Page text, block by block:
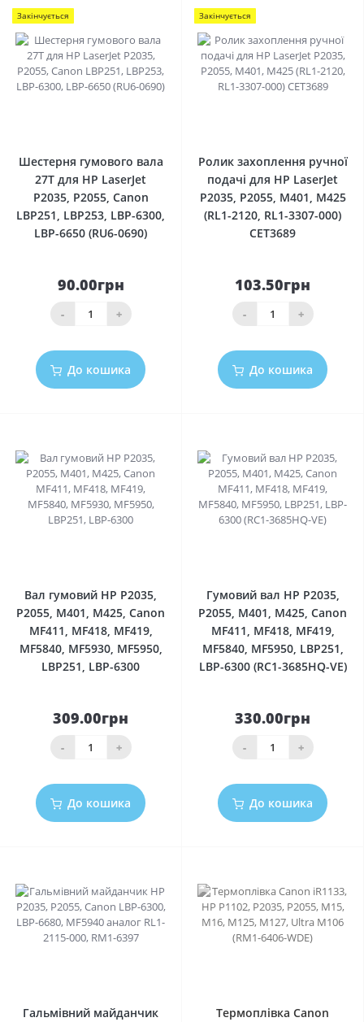
Закінчується
Шестерня гумового вала
27T для HP LaserJet
P2035, P2055, Canon
LBP251, LBP253, LBP-6300,
LBP-6650 (RU6-0690)
90.00грн
- +
До кошика
Закінчується
Ролик захоплення ручної
подачі для HP LaserJet
P2035, P2055, M401, M425
(RL1-2120, RL1-3307-000)
CET3689
103.50грн
- +
До кошика
Вал гумовий HP P2035,
P2055, M401, M425, Canon
MF411, MF418, MF419,
MF5840, MF5930, MF5950,
LBP251, LBP-6300
309.00грн
- +
До кошика
Гумовий вал HP P2035,
P2055, M401, M425, Canon
MF411, MF418, MF419,
MF5840, MF5950, LBP251,
LBP-6300 (RC1-3685HQ-VE)
330.00грн
- +
До кошика
Гальмівний майданчик
Термоплівка Canon